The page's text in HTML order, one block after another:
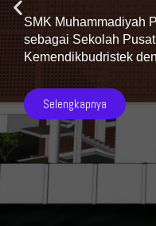
SMK Muhammadiyah
sebagai Sekolah
Kemendikbudristek
Selengkapnya